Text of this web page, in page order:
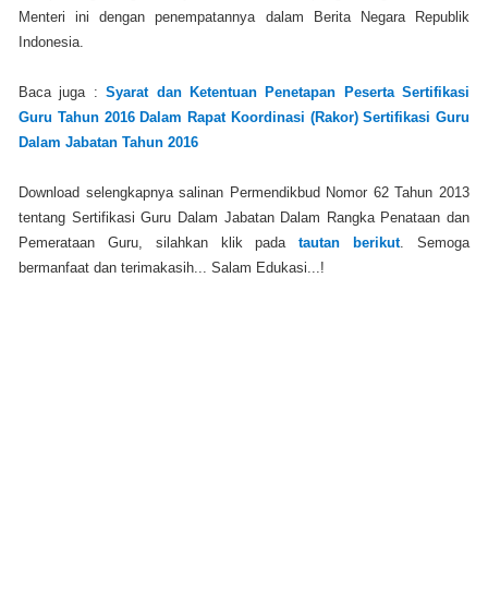
Menteri ini dengan penempatannya dalam Berita Negara Republik
Indonesia.
Baca juga :Syarat dan Ketentuan Penetapan Peserta Sertifikasi
Guru Tahun 2016 Dalam Rapat Koordinasi (Rakor) Sertifikasi Guru
Dalam Jabatan Tahun 2016
Download selengkapnya salinan Permendikbud Nomor 62 Tahun 2013
tentang Sertifikasi Guru Dalam Jabatan Dalam Rangka Penataan dan
Pemerataan Guru, silahkan klik padatautan berikut. Semoga
bermanfaat dan terimakasih... Salam Edukasi...!